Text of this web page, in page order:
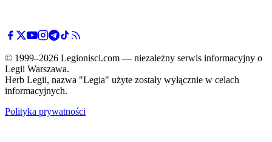
© 1999–2026 Legionisci.com — niezależny serwis informacyjny o
Legii Warszawa.
Herb Legii, nazwa "Legia" użyte zostały wyłącznie w celach
informacyjnych.
Polityka prywatności